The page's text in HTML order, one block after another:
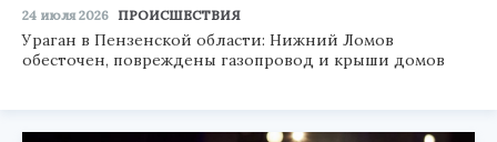
24 июля 2026 ПРОИСШЕСТВИЯ
Ураган в Пензенской области: Нижний Ломов
обесточен, повреждены газопровод и крыши домов